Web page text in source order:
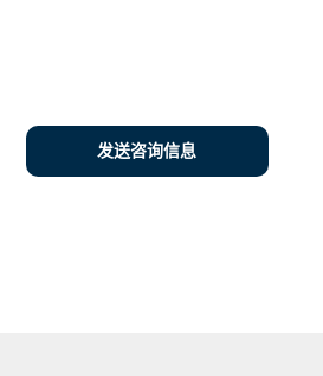
发送咨询信息